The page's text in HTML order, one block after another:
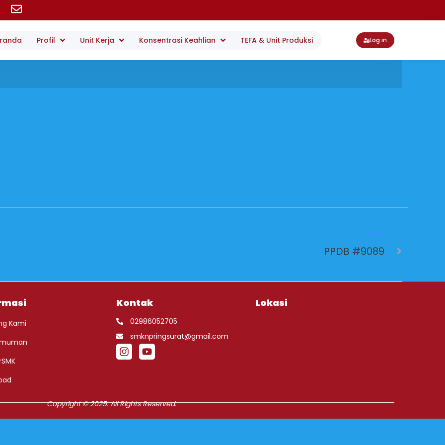
Profil Unit Kerja Konsentrasi Keahlian TEFA & Unit Produksi Log in
PPDB #9089
Kami
Kontak
02986052705
smknpringsurat@gmail.com
Lokasi
Copyright © 2025. All Rights Reserved.